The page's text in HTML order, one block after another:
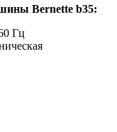
Bernette b35:
Гц